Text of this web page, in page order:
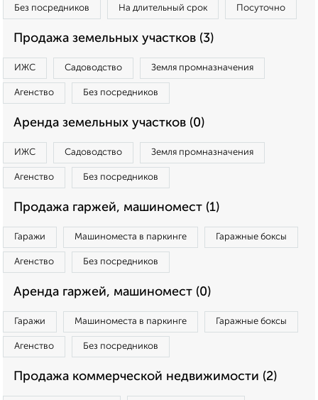
Без посредников На длительный срок Посуточно
Продажа земельных участков (3)
ИЖС Садоводство Земля промназначения
Агенство Без посредников
Аренда земельных участков (0)
ИЖС Садоводство Земля промназначения
Агенство Без посредников
Продажа гаржей, машиномест (1)
Гаражи Машиноместа в паркинге Гаражные боксы
Агенство Без посредников
Аренда гаржей, машиномест (0)
Гаражи Машиноместа в паркинге Гаражные боксы
Агенство Без посредников
Продажа коммерческой недвижимости (2)